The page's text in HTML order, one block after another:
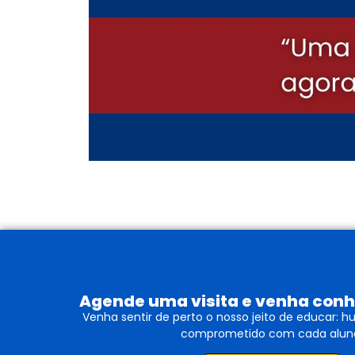
Agende uma visita e venha
Venha sentir de perto o nosso jeito de educar:
comprometido com cada